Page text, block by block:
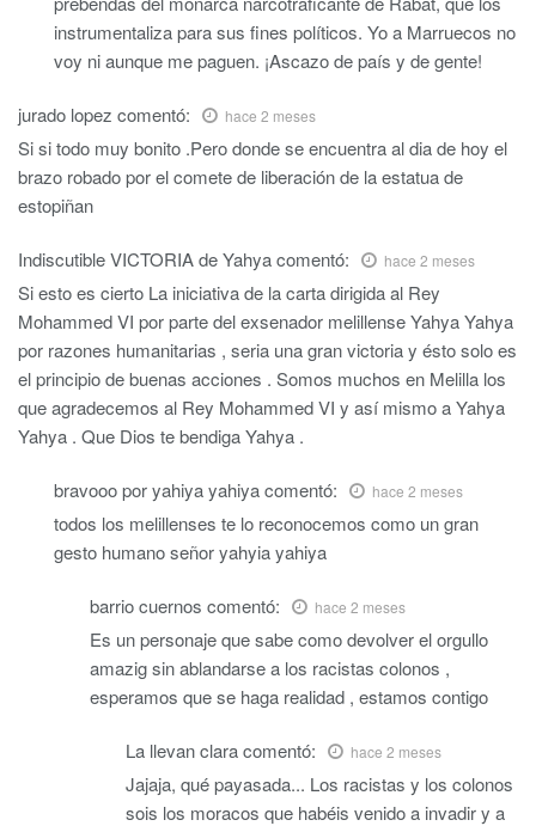
instrumentaliza para sus fines políticos. Yo a Marruecos no
voy ni aunque me paguen. ¡Ascazo de país y de gente!
jurado lopez comentó: hace 2 meses
Si si todo muy bonito .Pero donde se encuentra al dia de hoy el
brazo robado por el comete de liberación de la estatua de
estopiñan
Indiscutible VICTORIA de Yahyacomentó: hace 2 meses
Si esto es cierto La iniciativa de la carta dirigida al Rey
Mohammed VI por parte del exsenador melillense Yahya Yahya
por razones humanitarias , seria una gran victoria y ésto solo es
el principio de buenas acciones . Somos muchos en Melilla los
que agradecemos al Rey Mohammed VI y así mismo a Yahya
Yahya . Que Dios te bendiga Yahya .
bravooo por yahiya yahiyacomentó: hace 2 meses
todos los melillenses te lo reconocemos como un gran
gesto humano señor yahyia yahiya
barrio cuernos comentó: hace 2 meses
Es un personaje que sabe como devolver el orgullo
amazig sin ablandarse a los racistas colonos ,
esperamos que se haga realidad , estamos contigo
La llevan claracomentó: hace 2 meses
Jajaja, qué payasada... Los racistas y los colonos
sois los moracos que habéis venido a invadir y a